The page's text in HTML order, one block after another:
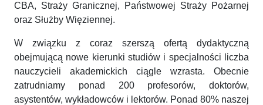
CBA, Straży Granicznej, Państwowej Straży Pożarnej
oraz Służby Więziennej.
W związku z coraz szerszą ofertą dydaktyczną
obejmującą nowe kierunki studiów i specjalności liczba
nauczycieli akademickich ciągle wzrasta. Obecnie
zatrudniamy ponad 200 profesorów, doktorów,
asystentów, wykładowców i lektorów. Ponad 80% naszej